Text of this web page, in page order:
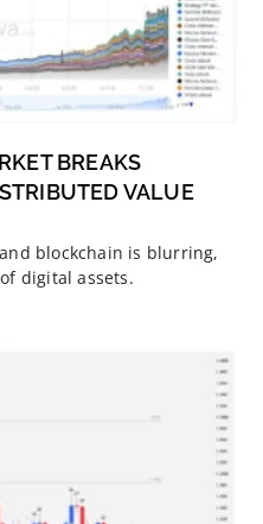
BREAKS
VALUE
blockchain is blurring,
digital assets.